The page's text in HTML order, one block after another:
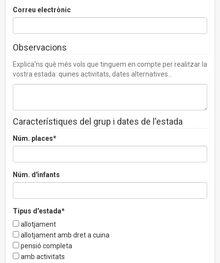
Correu electrònic
Observacions
Explica'ns què més vols que tinguem en compte per realitzar la
vostra estada: quines activitats, dates alternatives...
Característiques del grup i dates de l'estada
Núm. places*
Núm. d'infants
Tipus d'estada*
allotjament
allotjament amb dret a cuina
pensió completa
amb activitats